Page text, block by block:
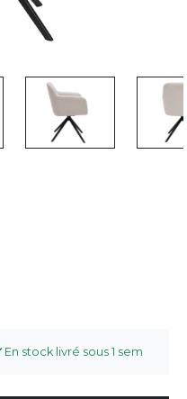
En stock livré sous 1 sem